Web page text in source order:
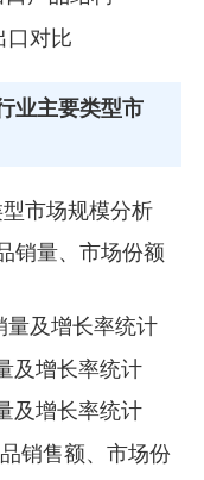
口对比
业主要类型市
市场规模分析
销量、市场份额
量及增长率统计
及增长率统计
及增长率统计
销售额、市场份